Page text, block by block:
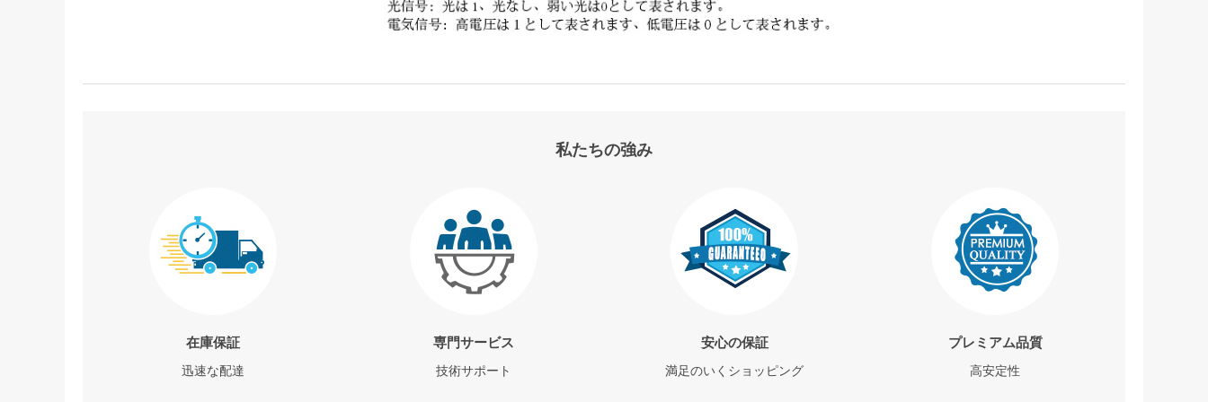
私たちの強み
在庫保証
迅速な配達
専門サービス
技術サポート
安心の保証
満足のいくショッピング
プレミアム品質
高安定性